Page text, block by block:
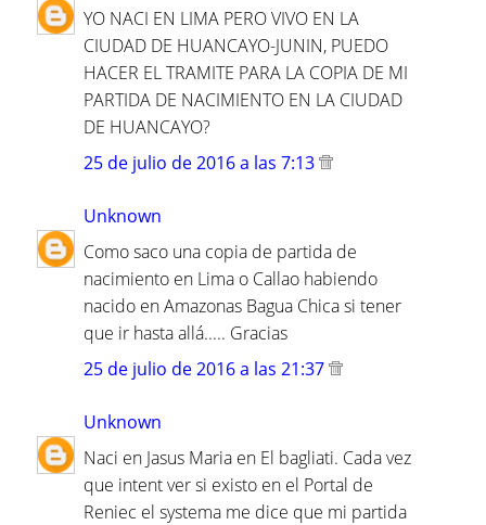
YO NACI EN LIMA PERO VIVO EN LA
CIUDAD DE HUANCAYO-JUNIN, PUEDO
HACER EL TRAMITE PARA LA COPIA DE MI
PARTIDA DE NACIMIENTO EN LA CIUDAD
DE HUANCAYO?
25 de julio de 2016 a las 7:13
Unknown
Como saco una copia de partida de
nacimiento en Lima o Callao habiendo
nacido en Amazonas Bagua Chica si tener
que ir hasta allá..... Gracias
25 de julio de 2016 a las 21:37
Unknown
Naci en Jasus Maria en El bagliati. Cada vez
que intent ver si existo en el Portal de
Reniec el systema me dice que mi partida